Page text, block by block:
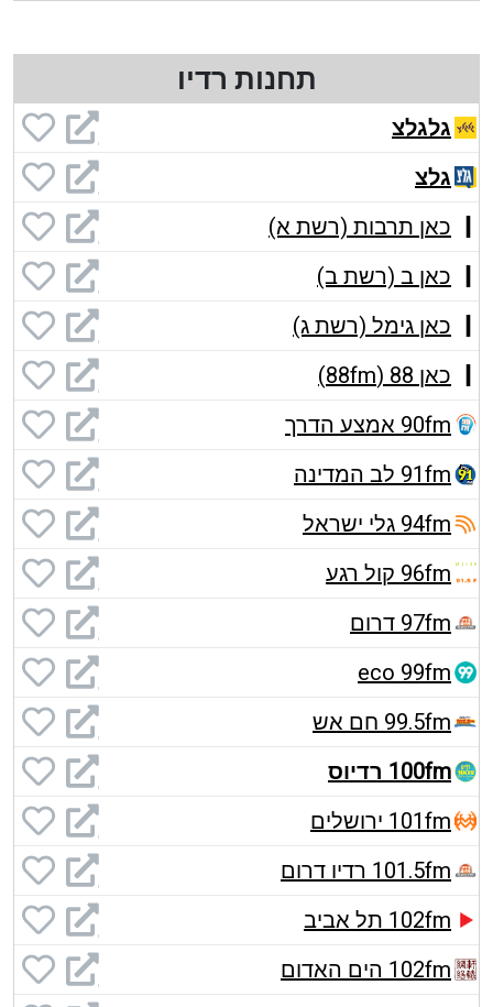
תחנות רדיו
גלגלצ
גלצ
כאן תרבות (רשת א)
כאן ב (רשת ב)
כאן גימל (רשת ג)
כאן 88 (88fm)
90fm אמצע הדרך
91fm לב המדינה
94fm גלי ישראל
96fm קול רגע
97fm דרום
eco 99fm
99.5fm חם אש
100fm רדיוס
101fm ירושלים
101.5fm רדיו דרום
102fm תל אביב
102fm הים האדום